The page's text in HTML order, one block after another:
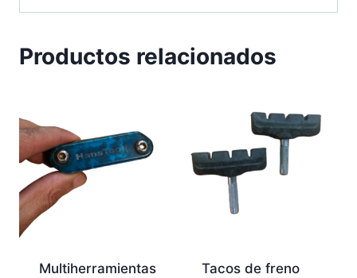
Productos relacionados
Multiherramientas
Tacos de freno